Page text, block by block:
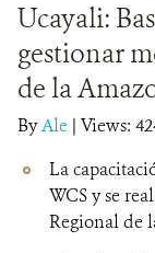
Ucayali:
gestionar
de la
ByAle | Views:
La
WCS y se
Regional de